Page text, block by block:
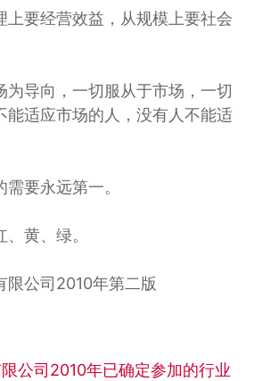
上要经营效益，从规模上要社会
为导向，一切服从于市场，一切
能适应市场的人，没有人不能适
要永远第一。
黄、绿。
限公司2010年第二版
公司2010年已确定参加的行业